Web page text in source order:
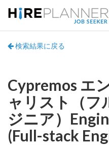
検索結果に戻る
Cypremos エ
ャリスト（フ
ジニア）
(Full-stack